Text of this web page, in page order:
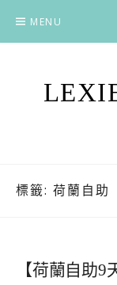
content
MENU
標籤: 荷蘭自助
【荷蘭自助